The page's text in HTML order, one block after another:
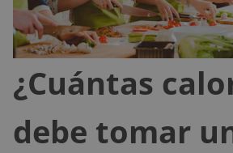
¿Cuántas
debe tomar